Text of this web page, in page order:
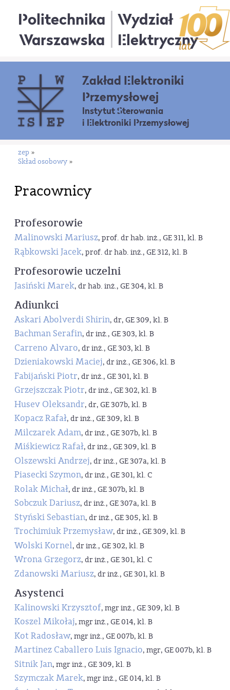
Politechnika
Warszawska
Wydział
Elektryczny
Zakład Elektroniki
Przemysłowej
Instytut Sterowania
i Elektroniki Przemysłowej
zep »
Skład osobowy »
Pracownicy
Profesorowie
Malinowski Mariusz, prof. dr hab. inż., GE 311, kl. B
Rąbkowski Jacek, prof. dr hab. inż., GE 312, kl. B
Profesorowie uczelni
Jasiński Marek, dr hab. inż., GE 304, kl. B
Adiunkci
Askari Abolverdi Shirin, dr, GE 309, kl. B
Bachman Serafin, dr inż., GE 303, kl. B
Carreno Alvaro, dr inż., GE 303, kl. B
Dzieniakowski Maciej, dr inż., GE 306, kl. B
Fabijański Piotr, dr inż., GE 301, kl. B
Grzejszczak Piotr, dr inż., GE 302, kl. B
Husev Oleksandr, dr, GE 307b, kl. B
Kopacz Rafał, dr inż., GE 309, kl. B
Milczarek Adam, dr inż., GE 307b, kl. B
Miśkiewicz Rafał, dr inż., GE 309, kl. B
Olszewski Andrzej, dr inż., GE 307a, kl. B
Piasecki Szymon, dr inż., GE 301, kl. C
Rolak Michał, dr inż., GE 307b, kl. B
Sobczuk Dariusz, dr inż., GE 307a, kl. B
Styński Sebastian, dr inż., GE 305, kl. B
Trochimiuk Przemysław, dr inż., GE 309, kl. B
Wolski Kornel, dr inż., GE 302, kl. B
Wrona Grzegorz, dr inż., GE 301, kl. C
Zdanowski Mariusz, dr inż., GE 301, kl. B
Asystenci
Kalinowski Krzysztof, mgr inż., GE 309, kl. B
Koszel Mikołaj, mgr inż., GE 014, kl. B
Kot Radosław, mgr inż., GE 007b, kl. B
Martinez Caballero Luis Ignacio, mgr, GE 007b, kl. B
Sitnik Jan, mgr inż., GE 309, kl. B
Szymczak Marek, mgr inż., GE 014, kl. B